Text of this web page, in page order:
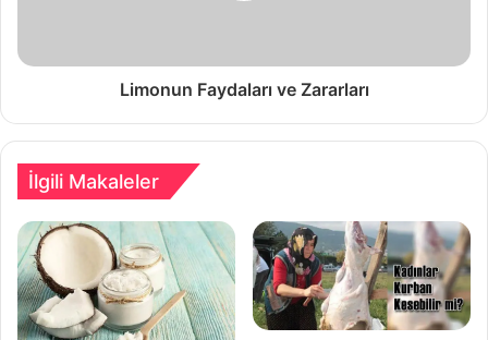
Limonun Faydaları ve Zararları
İlgili Makaleler